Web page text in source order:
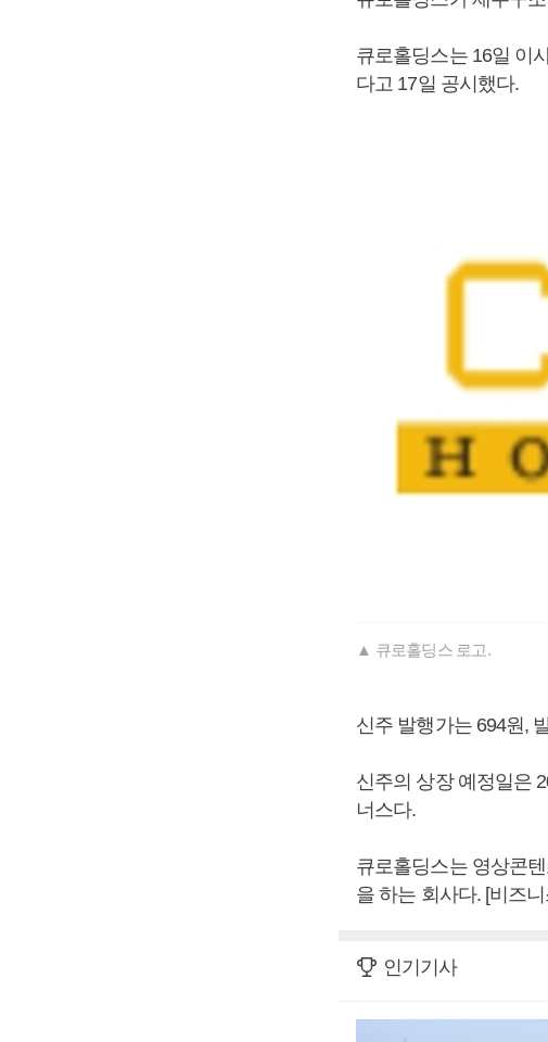
큐로홀딩스는 16일 이
다고 17일 공시했다.
▲ 큐로홀딩스 로고.
신주 발행가는 694원,
신주의 상장 예정일은
너스다.
큐로홀딩스는 영상콘
을 하는 회사다. [비즈
인기기사